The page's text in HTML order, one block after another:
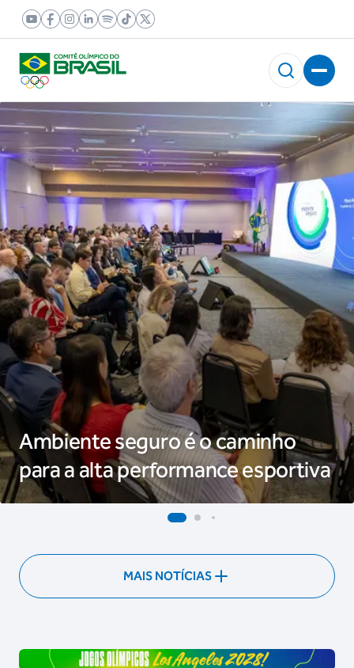
Ambiente seguro é o caminho
para a alta performance esportiva
MAIS NOTÍCIAS